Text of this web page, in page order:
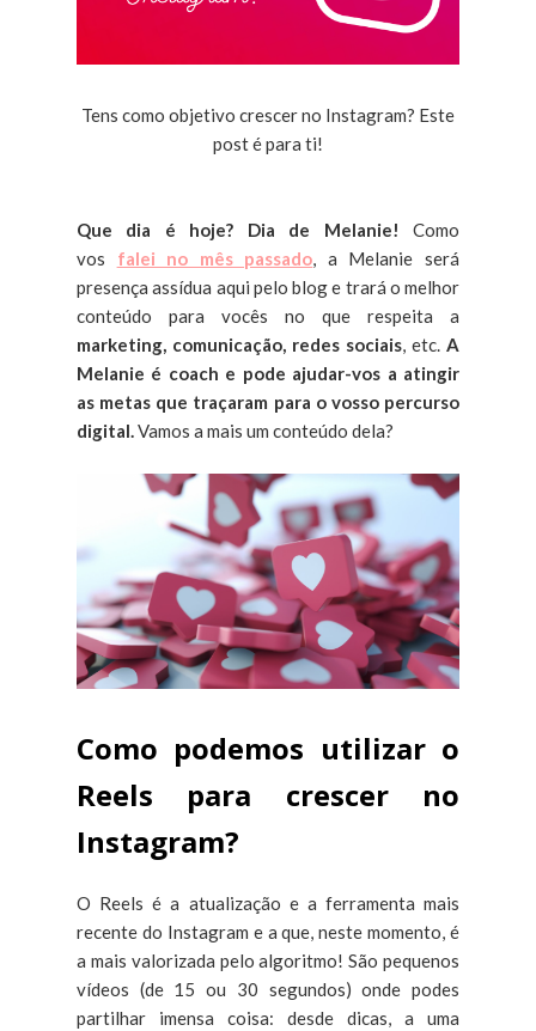
Tens como objetivo crescer no Instagram? Este
post é para ti!
Que dia é hoje? Dia de Melanie! Como
vos falei no mês passado, a Melanie será
presença assídua aqui pelo blog e trará o melhor
conteúdo para vocês no que respeita a
marketing, comunicação, redes sociais, etc. A
Melanie é coach e pode ajudar-vos a atingir
as metas que traçaram para o vosso percurso
digital.Vamos a mais um conteúdo dela?
Como podemos utilizar o
Reels para crescer no
Instagram?
O Reels é a atualização e a ferramenta mais
recente do Instagram e a que, neste momento, é
a mais valorizada pelo algoritmo! São pequenos
vídeos (de 15 ou 30 segundos) onde podes
partilhar imensa coisa: desde dicas, a uma